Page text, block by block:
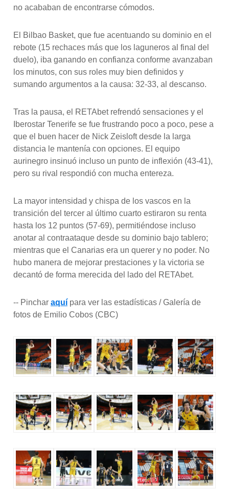
no acababan de encontrarse cómodos.
El Bilbao Basket, que fue acentuando su dominio en el
rebote (15 rechaces más que los laguneros al final del
duelo), iba ganando en confianza conforme avanzaban
los minutos, con sus roles muy bien definidos y
sumando argumentos a la causa: 32-33, al descanso.
Tras la pausa, el RETAbet refrendó sensaciones y el
Iberostar Tenerife se fue frustrando poco a poco, pese a
que el buen hacer de Nick Zeisloft desde la larga
distancia le mantenía con opciones. El equipo
aurinegro insinuó incluso un punto de inflexión (43-41),
pero su rival respondió con mucha entereza.
La mayor intensidad y chispa de los vascos en la
transición del tercer al último cuarto estiraron su renta
hasta los 12 puntos (57-69), permitiéndose incluso
anotar al contraataque desde su dominio bajo tablero;
mientras que el Canarias era un querer y no poder. No
hubo manera de mejorar prestaciones y la victoria se
decantó de forma merecida del lado del RETAbet.
-- Pinchar aquí para ver las estadísticas / Galería de
fotos de Emilio Cobos (CBC)